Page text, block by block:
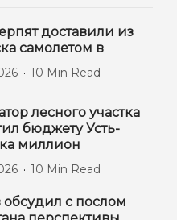
доставили из
самолетом в
10 Min Read
лесного участка
бюджету Усть-
миллион
10 Min Read
обсудил с послом